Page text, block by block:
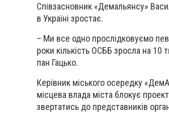
Співзасновник «Демальянсу»
в Україні зростає.
– Ми все одно прослідковуємо
роки кількість ОСББ зросла на 10
пан Гацько.
Керівник міського осередку
місцева влада міста блокує
звертатись до представників